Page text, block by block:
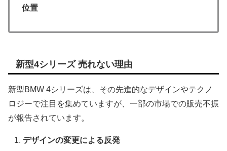
位置
新型4シリーズ 売れない理由
新型BMW 4シリーズは、その先進的なデザインやテクノ
ロジーで注目を集めていますが、一部の市場での販売不振
が報告されています。
デザインの変更による反発